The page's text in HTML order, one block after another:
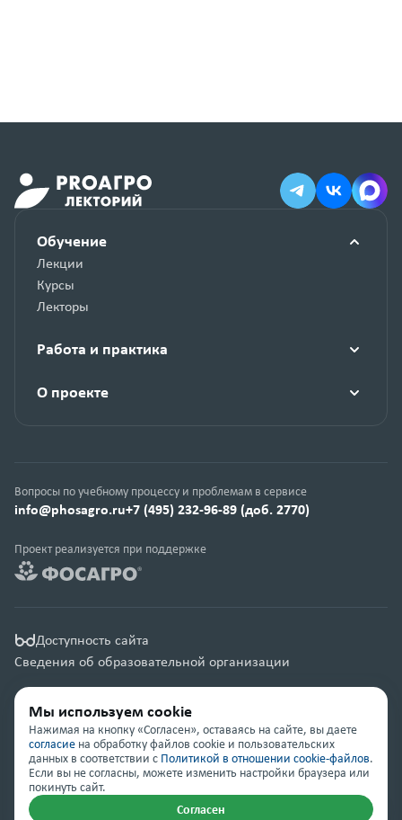
Обучение
Лекции
Курсы
Лекторы
Работа и практика
О проекте
Доступность сайта
Сведения об образовательной организации
Вопросы по учебному процессу и проблемам в сервисе
info@phosagro.ru+7 (495) 232-96-89 (доб. 2770)
Проект реализуется при поддержке
© Группа компаний «ФосАгро» 2001 — 2026
Правовая информация
Карта сайта
Мы используем cookie
Нажимая на кнопку «Согласен», оставаясь на сайте, вы даете
согласие на обработку файлов cookie и пользовательских
данных в соответствии с Политикой в отношении cookie-файлов.
Если вы не согласны, можете изменить настройки браузера или
покинуть сайт.
Согласен